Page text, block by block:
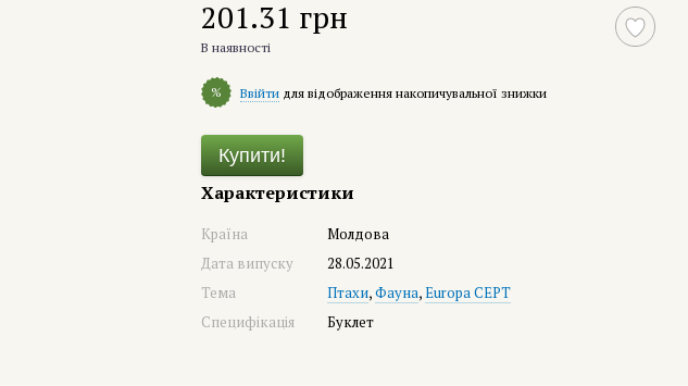
201.31 грн
В наявності
% Ввійти для відображення накопичувальної знижки
Купити!
Характеристики
Країна
Молдова
Дата випуску
28.05.2021
Тема
Птахи,Фауна,Europa CEPT
Специфікація
Буклет